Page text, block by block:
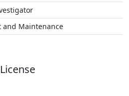
and Maintenance